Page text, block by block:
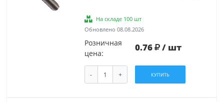
На складе 100 шт
Обновлено 08.08.2026
Розничная
цена:
0.76 / шт
- + КУПИТЬ